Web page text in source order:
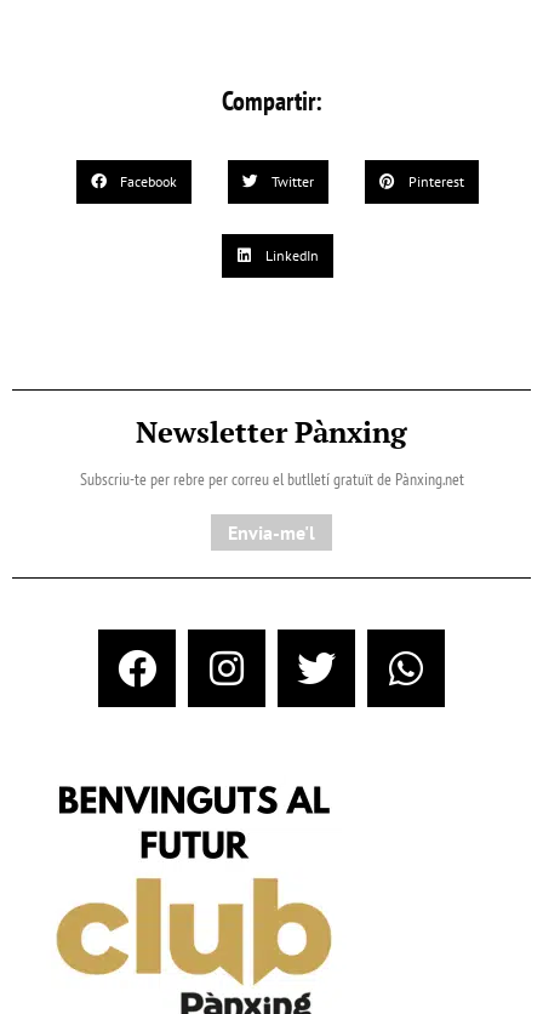
Compartir:
Facebook Twitter Pinterest
LinkedIn
Newsletter Pànxing
Subscriu-te per rebre per correu el butlletí gratuït de Pànxing.net​
Envia-me'l